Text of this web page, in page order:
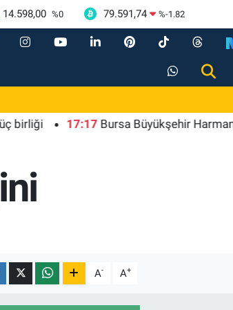
14.598,00 %0 79.591,74 %-1.82
17:17 Bursa Büyükşehir Harmancık'ta
A- A+